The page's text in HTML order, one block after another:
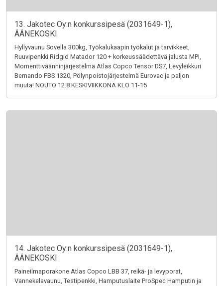
13. Jakotec Oy:n konkurssipesä (2031649-1),
ÄÄNEKOSKI
Hyllyvaunu Sovella 300kg, Työkalukaapin työkalut ja tarvikkeet,
Ruuvipenkki Ridgid Matador 120 + korkeussäädettävä jalusta MPI,
Momenttiväänninjärjestelmä Atlas Copco Tensor DS7, Levyleikkuri
Bernando FBS 1320, Pölynpoistojärjestelmä Eurovac ja paljon
muuta! NOUTO 12.8 KESKIVIIKKONA KLO 11-15
14. Jakotec Oy:n konkurssipesä (2031649-1),
ÄÄNEKOSKI
Paineilmaporakone Atlas Copco LBB 37, reikä- ja levyporat,
Vannekelavaunu, Testipenkki, Hamputuslaite ProSpec Hamputin ja